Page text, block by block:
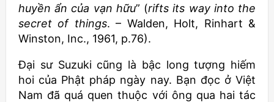
huyền ẩn của vạn hữu” (rifts its way into the
secret of things. – Walden, Holt, Rinhart &
Winston, Inc., 1961, p.76).
Đại sư Suzuki cũng là bậc long tượng hiếm
hoi của Phật pháp ngày nay. Bạn đọc ở Việt
Nam đã quá quen thuộc với ông qua hai tác